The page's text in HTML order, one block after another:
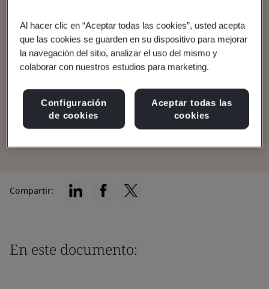
biológicos
Asegurarse de cumplir con los requisitos
reglamentarios pertinentes antes de colocar
su producto en el mercado.
Leer el folleto
Compartir:
En este documento:
Al hacer clic en “Aceptar todas las cookies”, usted acepta
que las cookies se guarden en su dispositivo para mejorar
la navegación del sitio, analizar el uso del mismo y
colaborar con nuestros estudios para marketing.
Configuración
de cookies
Aceptar todas las
cookies